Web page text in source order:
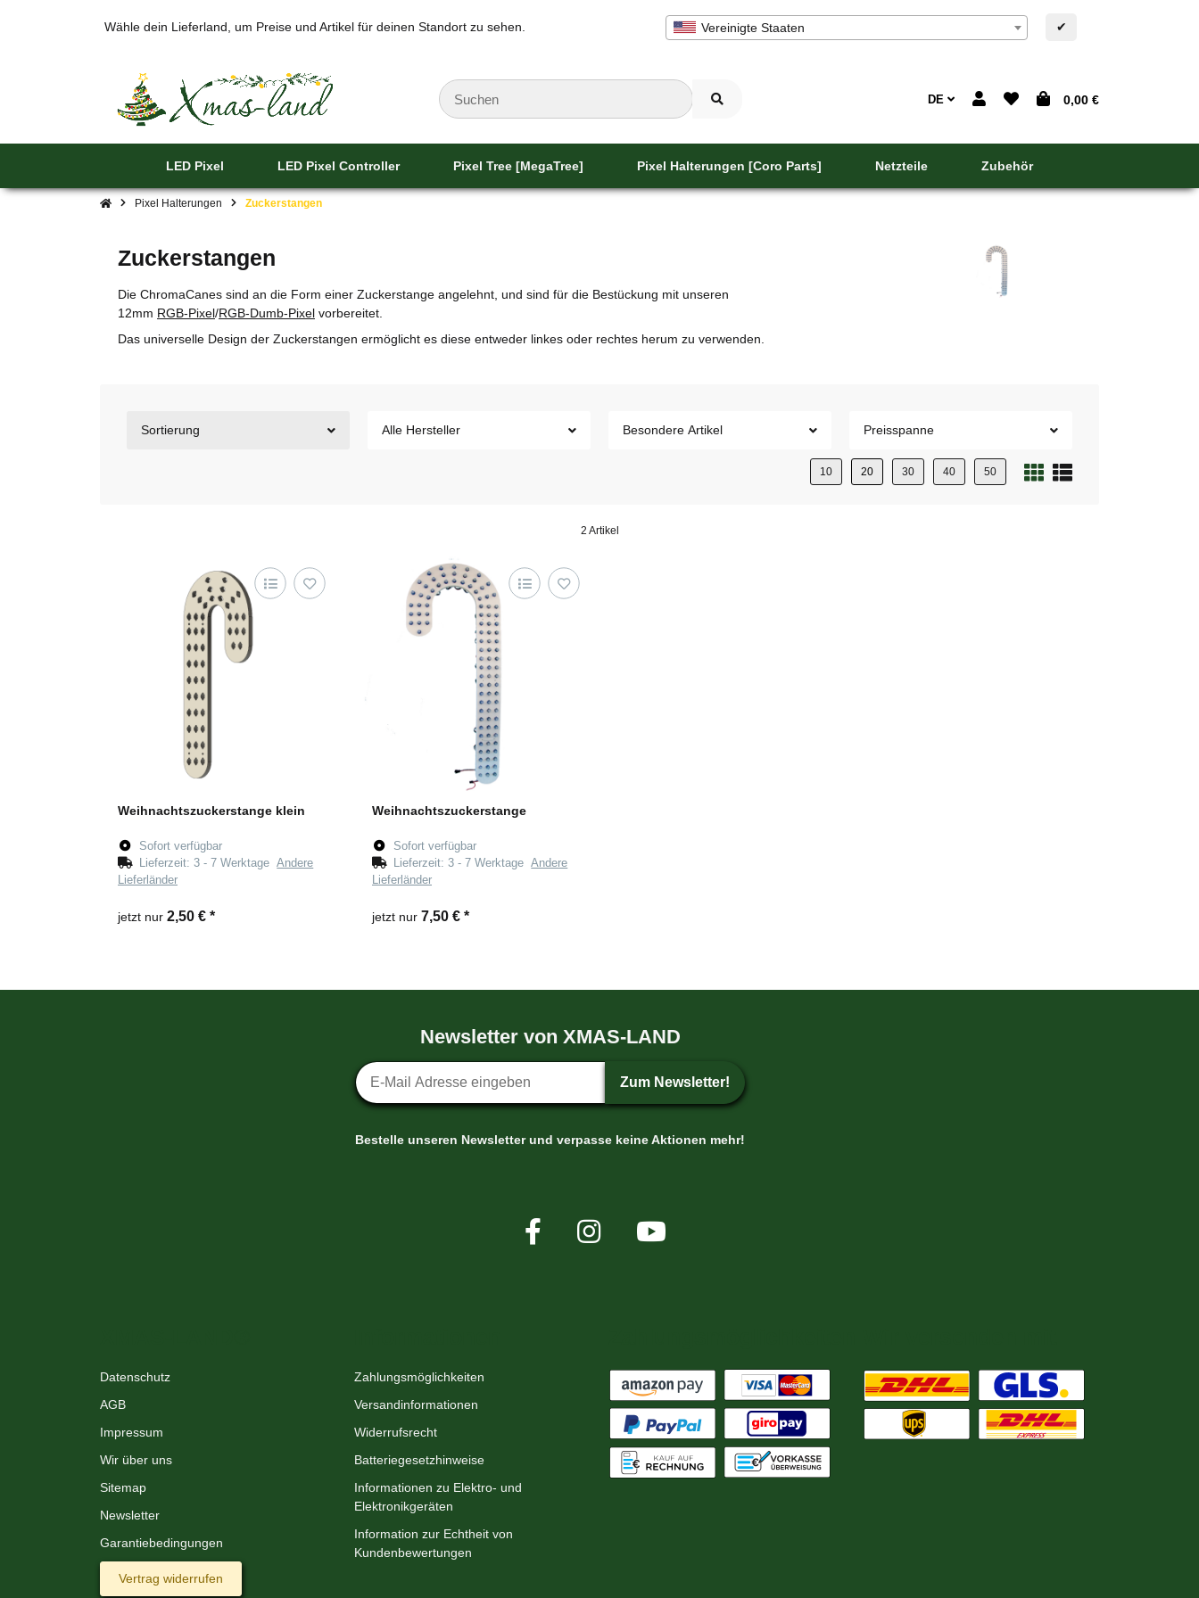
Wähle dein Lieferland, um Preise und Artikel für deinen Standort zu sehen. Vereinigte Staaten ✔
DE 0,00 €
LED Pixel LED Pixel Controller Pixel Tree [MegaTree] Pixel Halterungen [Coro Parts] Netzteile Zubehör
Pixel Halterungen Zuckerstangen
Zuckerstangen
Die ChromaCanes sind an die Form einer Zuckerstange angelehnt, und sind für die Bestückung mit unseren
12mm RGB-Pixel/RGB-Dumb-Pixel vorbereitet.
Das universelle Design der Zuckerstangen ermöglicht es diese entweder linkes oder rechtes herum zu verwenden.
Sortierung Alle Hersteller Besondere Artikel Preisspanne
10 20 30 40 50
2 Artikel
Weihnachtszuckerstange klein
Sofort verfügbar
Lieferzeit:3 - 7 WerktageAndere
Lieferländer
jetzt nur 2,50 € *
Weihnachtszuckerstange
Sofort verfügbar
Lieferzeit:3 - 7 WerktageAndere
Lieferländer
jetzt nur 7,50 € *
Newsletter von XMAS-LAND
Newsletter-Anmeldung
Zum Newsletter!
Bestelle unseren Newsletter und verpasse keine Aktionen mehr!
Datenschutz
AGB
Impressum
Wir über uns
Sitemap
Newsletter
Garantiebedingungen
Vertrag widerrufen
Zahlungsmöglichkeiten
Versandinformationen
Widerrufsrecht
Batteriegesetzhinweise
Informationen zu Elektro- und
Elektronikgeräten
Information zur Echtheit von
Kundenbewertungen